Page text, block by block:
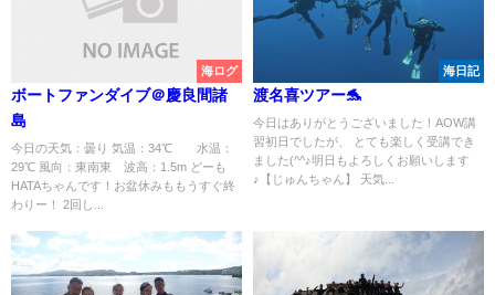
海ログ
ボートファンダイブ＠慶良間諸
島
今日の天気：曇り 気温：34℃ 水温：
29℃ 風向：東南東 波高：1.5m どーも
HATAちゃんです！お盆休みももうすぐ終
わりー！ 2回し...
海日記
渡名喜ツアー🐬
今日はありがとうございました！AOW講
習初日でしたが、 とても楽しく受講でき
ました(^^♪明日もよろしくお願いします
♪【じゅんちゃん】 天気...